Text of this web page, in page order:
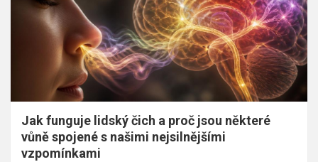
Jak funguje lidský čich a proč jsou některé
vůně spojené s našimi nejsilnějšími
vzpomínkami